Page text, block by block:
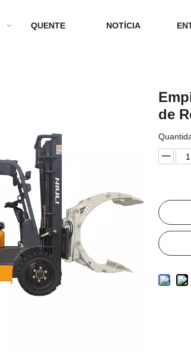
QUENTE NOTÍCIA
de